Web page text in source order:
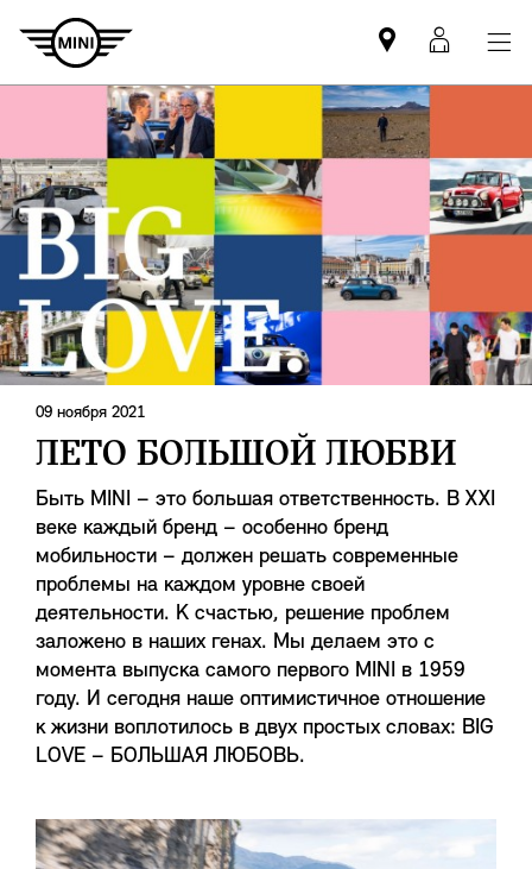
Mini
dealer
partner
MyMini
login
09 ноября 2021
ЛЕТО БОЛЬШОЙ ЛЮБВИ
Быть MINI – это большая ответственность. В XXI
веке каждый бренд – особенно бренд
мобильности – должен решать современные
проблемы на каждом уровне своей
деятельности. К счастью, решение проблем
заложено в наших генах. Мы делаем это с
момента выпуска самого первого MINI в 1959
году. И сегодня наше оптимистичное отношение
к жизни воплотилось в двух простых словах: BIG
LOVE – БОЛЬШАЯ ЛЮБОВЬ.